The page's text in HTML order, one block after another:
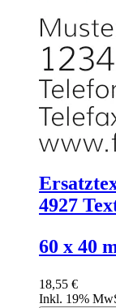
4927
60 x 40
18,55 €
Inkl. 19%